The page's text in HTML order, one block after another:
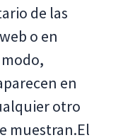
de las
o en
en
otro
muestran.El